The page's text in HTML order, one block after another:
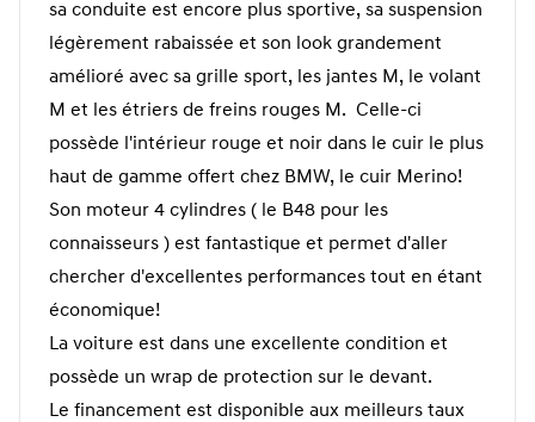
sa conduite est encore plus sportive, sa suspension
légèrement rabaissée et son look grandement
amélioré avec sa grille sport, les jantes M, le volant
M et les étriers de freins rouges M. Celle-ci
possède l'intérieur rouge et noir dans le cuir le plus
haut de gamme offert chez BMW, le cuir Merino!
Son moteur 4 cylindres ( le B48 pour les
connaisseurs ) est fantastique et permet d'aller
chercher d'excellentes performances tout en étant
économique!
La voiture est dans une excellente condition et
possède un wrap de protection sur le devant.
Le financement est disponible aux meilleurs taux